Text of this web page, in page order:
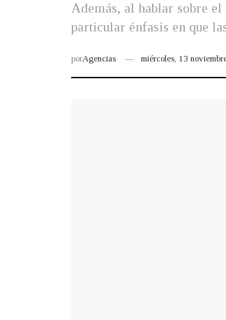
Además, al hablar sobre
particular énfasis en que
porAgencias miércoles, 13